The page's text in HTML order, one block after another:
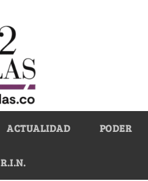
ACTUALIDAD PODER
R.I.N.